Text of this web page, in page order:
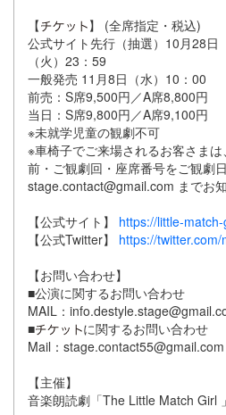
【
】 (全席指定・税込)
公式サイト先行（抽選）10月28日
（火）23：59
一般発売 11月8日（水）10：00
前売：S席9,500円／A席8,800円
当日：S席9,800円／A席9,100円
※未就学児童の観劇不可
※車椅子でご来場されるお客さまは、
前・ご観劇回・座席番号をご観劇
stage.contact@gmail.com までお
【公式サイト】 https://little-
【公式Twitter】 https://
【お問い合わせ】
■公演に関するお問い合わせ
MAIL：
■
に関するお問い合わせ
Mail：stage.contact55@gmail.com
【主催】
音楽朗読劇「The Little Match Girl